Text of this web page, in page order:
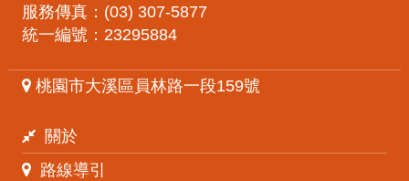
服務傳真：(03) 307-5877
統一編號：23295884
桃園市大溪區員林路一段159號
關於
路線導引